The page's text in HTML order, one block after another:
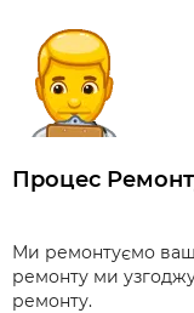
Процес
Ми ремонтуємо ваш
ремонту ми
ремонту.